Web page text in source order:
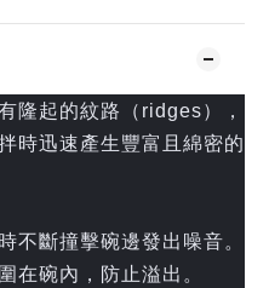
隆起的紋路（ridges），
時迅速產生豐富且綿密的
不斷撞擊碗邊發出噪音。
在碗內，防止溢出。